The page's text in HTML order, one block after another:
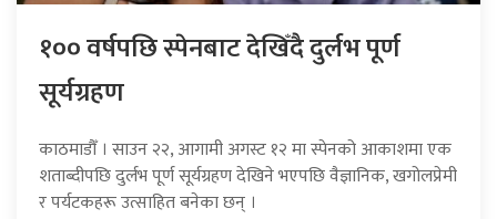
१०० वर्षपछि स्पेनबाट देखिँदै दुर्लभ पूर्ण
सूर्यग्रहण
काठमाडौँ । साउन २२, आगामी अगस्ट १२ मा स्पेनको आकाशमा एक
शताब्दीपछि दुर्लभ पूर्ण सूर्यग्रहण देखिने भएपछि वैज्ञानिक, खगोलप्रेमी
र पर्यटकहरू उत्साहित बनेका छन् ।